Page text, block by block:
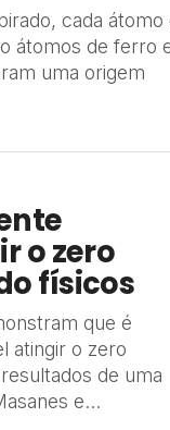
cada átomo
átomos de ferro
uma origem
o zero
físicos
que é
atingir o zero
de uma
e...